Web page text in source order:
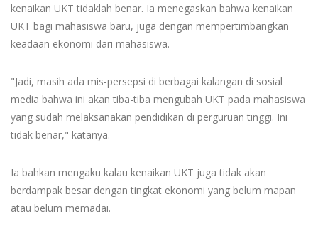
kenaikan UKT tidaklah benar. Ia menegaskan bahwa kenaikan
UKT bagi mahasiswa baru, juga dengan mempertimbangkan
keadaan ekonomi dari mahasiswa.
"Jadi, masih ada mis-persepsi di berbagai kalangan di sosial
media bahwa ini akan tiba-tiba mengubah UKT pada mahasiswa
yang sudah melaksanakan pendidikan di perguruan tinggi. Ini
tidak benar," katanya.
Ia bahkan mengaku kalau kenaikan UKT juga tidak akan
berdampak besar dengan tingkat ekonomi yang belum mapan
atau belum memadai.